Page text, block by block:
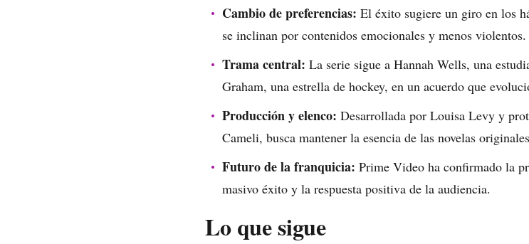
Cambio de preferencias: El éxito sugiere un giro en los
se inclinan por contenidos emocionales y menos violentos.
Trama central: La serie sigue a Hannah Wells, una
Graham, una estrella de hockey, en un acuerdo que
Producción y elenco: Desarrollada por Louisa Levy y
Cameli, busca mantener la esencia de las novelas
Futuro de la franquicia: Prime Video ha confirmado la
masivo éxito y la respuesta positiva de la audiencia.
Lo que sigue